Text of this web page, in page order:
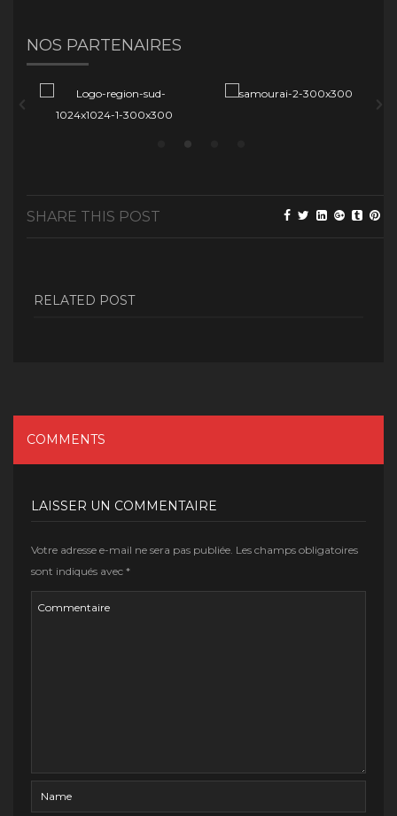
NOS PARTENAIRES
SHARE THIS POST
RELATED POST
COMMENTS
LAISSER UN COMMENTAIRE
Votre adresse e-mail ne sera pas publiée. Les champs obligatoires
sont indiqués avec *